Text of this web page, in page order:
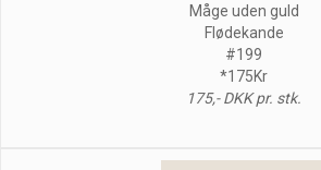
Måge uden guld
Flødekande
#199
*175Kr
175,- DKK pr. stk.